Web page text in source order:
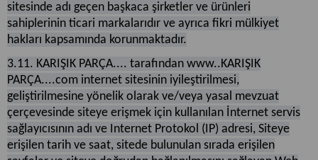
sitesinde adı geçen başkaca şirketler ve ürünleri
sahiplerinin ticari markalarıdır ve ayrıca fikri mülkiyet
hakları kapsamında korunmaktadır.
3.11. KARIŞIK PARÇA.... tarafından www..KARIŞIK
PARÇA....com internet sitesinin iyileştirilmesi,
geliştirilmesine yönelik olarak ve/veya yasal mevzuat
çerçevesinde siteye erişmek için kullanılan İnternet servis
sağlayıcısının adı ve Internet Protokol (IP) adresi, Siteye
erişilen tarih ve saat, sitede bulunulan sırada erişilen